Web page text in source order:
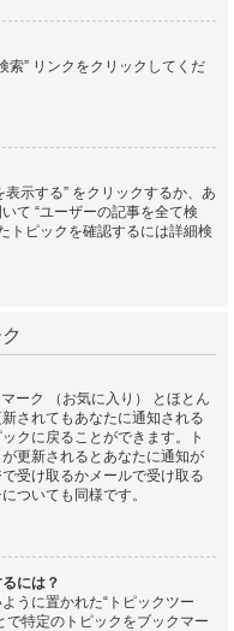
索” リンクをクリックしてくだ
示する” をクリックするか、あ
て “ユーザーの記事を全て検
トピックを確認するには詳細検
ーク （お気に入り） とほとん
されてもあなたに通知される
クに戻ることができます。ト
更新されるとあなたに通知が
受け取るかメールで受け取る
ついても同様です。
には？
うに置かれた“トピックツー
で特定のトピックをブックマー